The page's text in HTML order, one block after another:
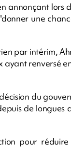
annonçant lors
une
par intérim,
renversé
du
de longues
pour